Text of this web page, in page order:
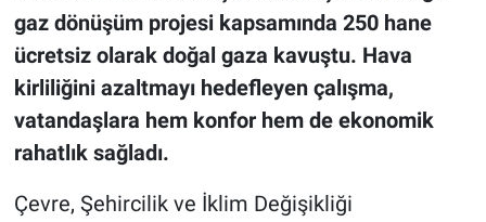
gaz dönüşüm projesi kapsamında 250 hane
ücretsiz olarak doğal gaza kavuştu. Hava
kirliliğini azaltmayı hedefleyen çalışma,
vatandaşlara hem konfor hem de ekonomik
rahatlık sağladı.
Çevre, Şehircilik ve İklim Değişikliği